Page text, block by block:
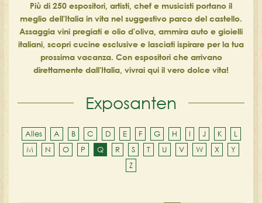
Più di 250 espositori, artisti, chef e musicisti portano il
meglio dell'Italia in vita nel suggestivo parco del castello.
Assaggia vini pregiati e olio d'oliva, ammira auto e gioielli
italiani, scopri cucine esclusive e lasciati ispirare per la tua
prossima vacanza. Con espositori che arrivano
direttamente dall'Italia, vivrai qui il vero dolce vita!
Exposanten
Alles A B C D E F G H I J K
L
M
N O P Q R S T U V W X
Y
Z